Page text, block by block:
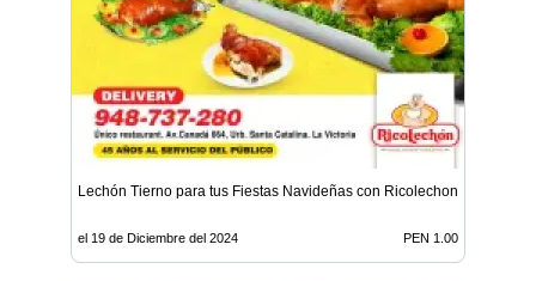
Lechón Tierno para tus Fiestas Navideñas con Ricolechon
el 19 de Diciembre del 2024 PEN 1.00